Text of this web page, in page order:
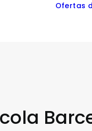
Ofertas